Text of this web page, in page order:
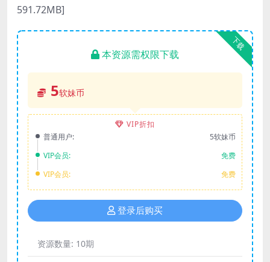
591.72MB]
下载
本资源需权限下载
5软妹币
VIP折扣
普通用户:
5软妹币
VIP会员:
免费
VIP会员:
免费
登录后购买
资源数量: 10期